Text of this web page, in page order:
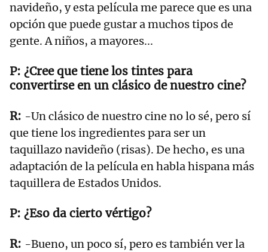
navideño, y esta película me parece que es una
opción que puede gustar a muchos tipos de
gente. A niños, a mayores...
¿Cree que tiene los tintes para
convertirse en un clásico de nuestro cine?
-Un clásico de nuestro cine no lo sé, pero sí
que tiene los ingredientes para ser un
taquillazo navideño (risas). De hecho, es una
adaptación de la película en habla hispana más
taquillera de Estados Unidos.
¿Eso da cierto vértigo?
-Bueno, un poco sí, pero es también ver la